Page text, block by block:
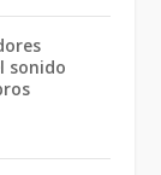
sonido